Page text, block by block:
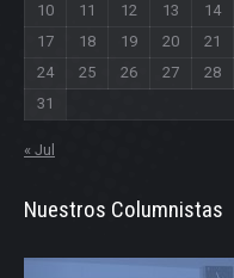
10
11 12 13 14
17
18 19 20 21
24
25 26 27 28
31
« Jul
Nuestros Columnistas